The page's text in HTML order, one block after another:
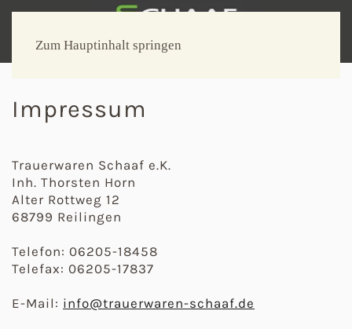
Zum Hauptinhalt springen
Impressum
Trauerwaren Schaaf e.K.
Inh. Thorsten Horn
Alter Rottweg 12
68799 Reilingen
Telefon: 06205-18458
Telefax: 06205-17837
E-Mail: info@trauerwaren-schaaf.de